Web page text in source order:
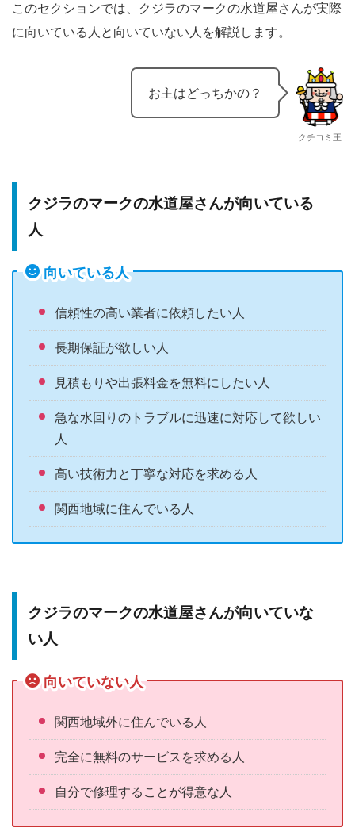
このセクションでは、クジラのマークの水道屋さんが実際
に向いている人と向いていない人を解説します。
お主はどっちかの？
クチコミ王
クジラのマークの水道屋さんが向いている
人
向いている人
信頼性の高い業者に依頼したい人
長期保証が欲しい人
見積もりや出張料金を無料にしたい人
急な水回りのトラブルに迅速に対応して欲しい
人
高い技術力と丁寧な対応を求める人
関西地域に住んでいる人
クジラのマークの水道屋さんが向いていな
い人
向いていない人
関西地域外に住んでいる人
完全に無料のサービスを求める人
自分で修理することが得意な人